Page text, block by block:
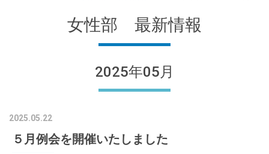
女性部 最新情報
2025年05月
2025.05.22
５月例会を開催いたしました